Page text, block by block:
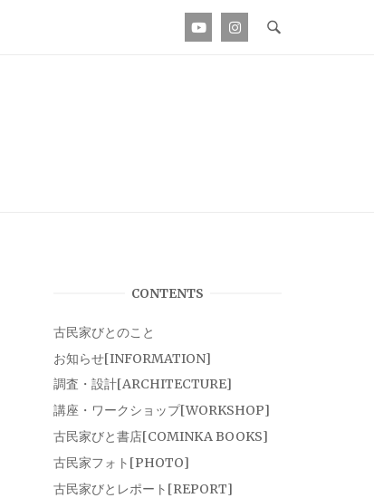
CONTENTS
古民家びとのこと
お知らせ[INFORMATION]
調査・設計[ARCHITECTURE]
講座・ワークショップ[WORKSHOP]
古民家びと書店[COMINKA BOOKS]
古民家フォト[PHOTO]
古民家びとレポート[REPORT]